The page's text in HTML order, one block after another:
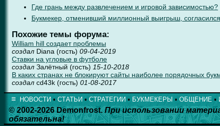
Где грань между развлечением и игровой зависимостью?
Букмекер, отменивший миллионный выигрыш,
Похожие темы форума:
William hill создает проблемы
создал Diana (гость) 09-04-2019
Ставки на угловые в футболе
создал Залётный (гость) 15-10-2018
В каких странах не блокируют сайты наиболее порядочных
создал cd43k (гость) 01-08-2017
≡ НОВОСТИ ▪ СТАТЬИ ▪ СТРАТЕГИИ ▪ БУКМЕКЕРЫ ▪ ОБЩЕНИЕ ▪
© 2002-2026 Demonfrost.При использовании
обязательна!